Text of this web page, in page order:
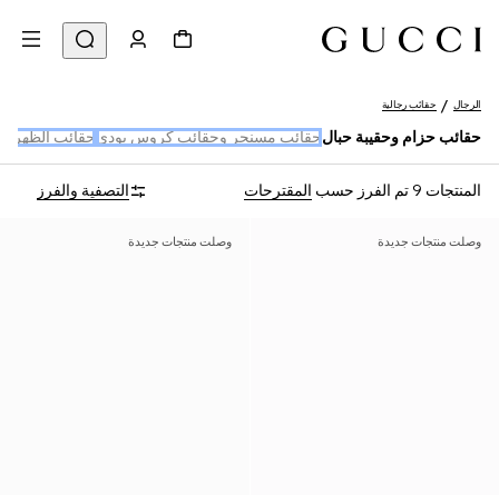
الرجال حقائب رجالية
حقائب حزام وحقيبة حبال حقائب مسنجر وحقائب كروس بودي حقائب الظهر
المنتجات 9 تم الفرز حسب المقترحات التصفية والفرز
وصلت منتجات جديدة وصلت منتجات جديدة